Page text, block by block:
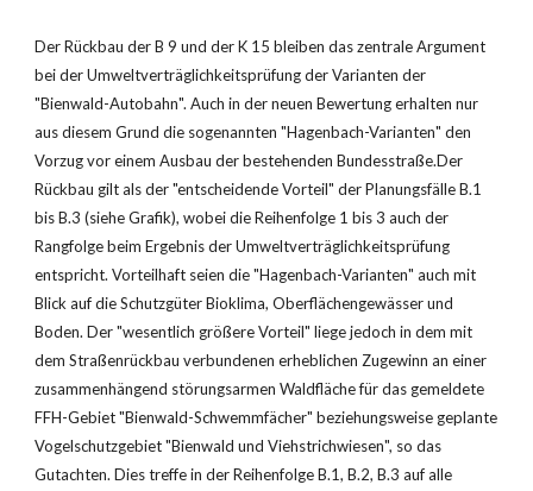
Der Rückbau der B 9 und der K 15 bleiben das zentrale Argument
bei der Umweltverträglichkeitsprüfung der Varianten der
"Bienwald-Autobahn". Auch in der neuen Bewertung erhalten nur
aus diesem Grund die sogenannten "Hagenbach-Varianten" den
Vorzug vor einem Ausbau der bestehenden Bundesstraße.Der
Rückbau gilt als der "entscheidende Vorteil" der Planungsfälle B.1
bis B.3 (siehe Grafik), wobei die Reihenfolge 1 bis 3 auch der
Rangfolge beim Ergebnis der Umweltverträglichkeitsprüfung
entspricht. Vorteilhaft seien die "Hagenbach-Varianten" auch mit
Blick auf die Schutzgüter Bioklima, Oberflächengewässer und
Boden. Der "wesentlich größere Vorteil" liege jedoch in dem mit
dem Straßenrückbau verbundenen erheblichen Zugewinn an einer
zusammenhängend störungsarmen Waldfläche für das gemeldete
FFH-Gebiet "Bienwald-Schwemmfächer" beziehungsweise geplante
Vogelschutzgebiet "Bienwald und Vieh­strichwiesen", so das
Gutachten. Dies treffe in der Reihenfolge B.1, B.2, B.3 auf alle